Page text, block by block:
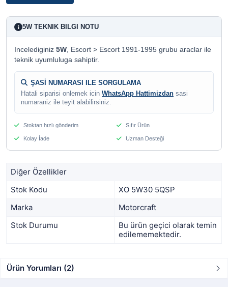
i 5W TEKNIK BILGI NOTU
Incelediginiz 5W, Escort > Escort 1991-1995 grubu araclar ile
teknik uyumluluga sahiptir.
ŞASİ NUMARASI ILE SORGULAMA
Hatali siparisi onlemek icin WhatsApp Hattimizdan sasi
numaraniz ile teyit alabilirsiniz.
Stoktan hızlı gönderim Sıfır Ürün
Kolay İade Uzman Desteği
Diğer Özellikler
Stok Kodu
XO 5W30 5QSP
Marka
Motorcraft
Stok Durumu
Bu ürün geçici olarak temin
edilememektedir.
Ürün Yorumları (2)